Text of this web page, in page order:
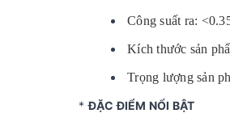
Công suất ra:
Kích thước sản
Trọng lượng sản
*ĐẶC ĐIỂM NỔI BẬT